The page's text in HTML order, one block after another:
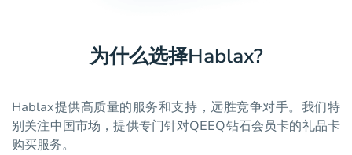
为什么选择Hablax?
Hablax提供高质量的服务和支持，远胜竞争对手。我们特
别关注中国市场，提供专门针对QEEQ钻石会员卡的礼品卡
购买服务。